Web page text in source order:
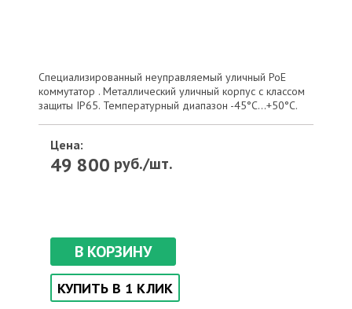
Специализированный неуправляемый уличный PoE
коммутатор . Металлический уличный корпус с классом
защиты IP65. Температурный диапазон -45°С...+50°С.
Цена:
49 800 руб./шт.
В КОРЗИНУ
КУПИТЬ В 1 КЛИК